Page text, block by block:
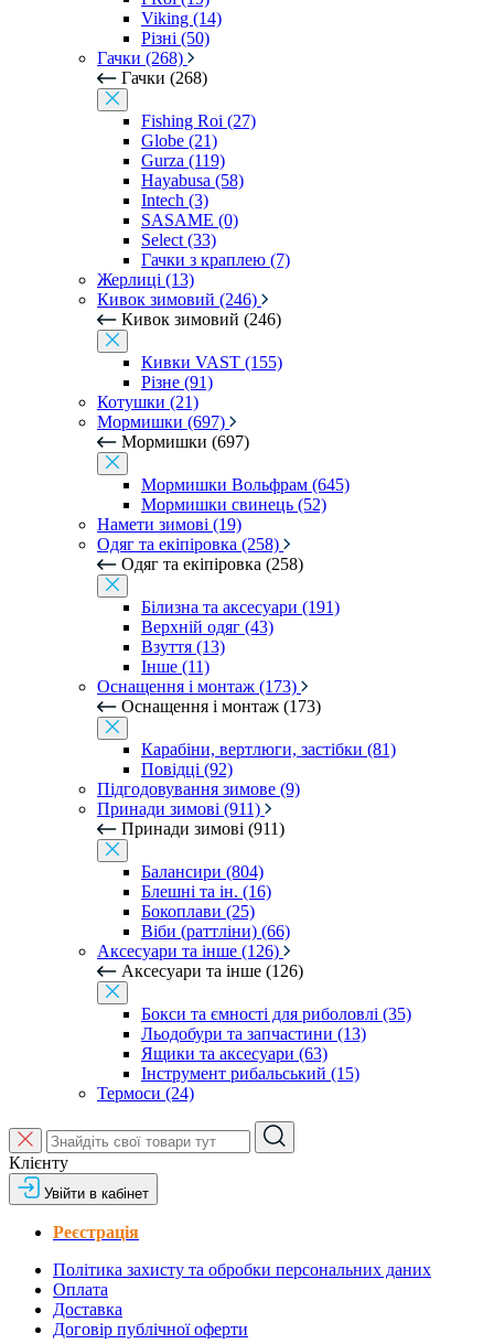
Viking (14)
Різні (50)
Гачки (268)
Гачки (268)
Fishing Roi (27)
Globe (21)
Gurza (119)
Hayabusa (58)
Intech (3)
SASAME (0)
Select (33)
Гачки з краплею (7)
Жерлиці (13)
Кивок зимовий (246)
Кивок зимовий (246)
Кивки VAST (155)
Різне (91)
Котушки (21)
Мормишки (697)
Мормишки (697)
Мормишки Вольфрам (645)
Мормишки свинець (52)
Намети зимові (19)
Одяг та екіпіровка (258)
Одяг та екіпіровка (258)
Білизна та аксесуари (191)
Верхній одяг (43)
Взуття (13)
Інше (11)
Оснащення і монтаж (173)
Оснащення і монтаж (173)
Карабіни, вертлюги, застібки (81)
Повідці (92)
Підгодовування зимове (9)
Принади зимові (911)
Принади зимові (911)
Балансири (804)
Блешні та ін. (16)
Бокоплави (25)
Віби (раттліни) (66)
Аксесуари та інше (126)
Аксесуари та інше (126)
Бокси та ємності для риболовлі (35)
Льодобури та запчастини (13)
Ящики та аксесуари (63)
Інструмент рибальський (15)
Термоси (24)
Клієнту
Увійти в кабінет
Реєстрація
Політика захисту та обробки персональних даних
Оплата
Доставка
Договір публічної оферти